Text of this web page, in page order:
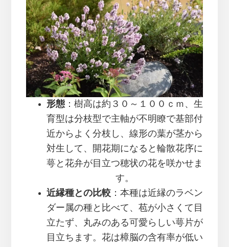
形態 ：樹高は約３０～１００ｃｍ、生
育型は分枝型で主軸が不明瞭で基部付
近からよく分枝し、線形の葉が茎から
対生して、開花期になると輪散花序に
萼と花弁が目立つ穂状の花を咲かせま
す。
近縁種との比較 ：本種は近縁のラベン
ダー属の種と比べて、苞が小さくて目
立たず、丸みのある可愛らしい萼片が
目立ちます。花は樟脳の含有率が低い